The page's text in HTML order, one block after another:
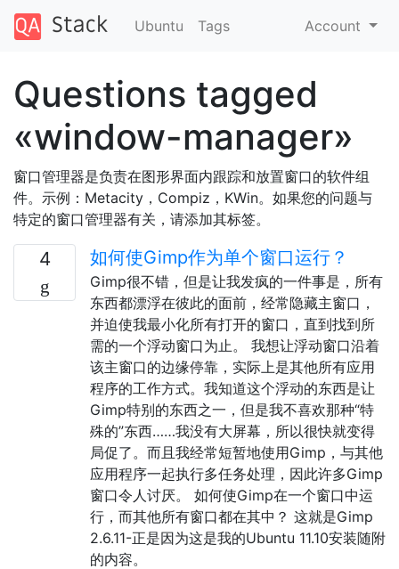
Ubuntu Tags Account
Questions tagged
«window-manager»
窗口管理器是负责在图形界面内跟踪和放置窗口的软件组
件。示例：Metacity，Compiz，KWin。如果您的问题与
特定的窗口管理器有关，请添加其标签。
4 如何使Gimp作为单个窗口运行？
Gimp很不错，但是让我发疯的一件事是，所有
东西都漂浮在彼此的面前，经常隐藏主窗口，
并迫使我最小化所有打开的窗口，直到找到所
需的一个浮动窗口为止。 我想让浮动窗口沿着
该主窗口的边缘停靠，实际上是其他所有应用
程序的工作方式。我知道这个浮动的东西是让
Gimp特别的东西之一，但是我不喜欢那种“特
殊的”东西……我没有大屏幕，所以很快就变得
局促了。而且我经常短暂地使用Gimp，与其他
应用程序一起执行多任务处理，因此许多Gimp
窗口令人讨厌。 如何使Gimp在一个窗口中运
行，而其他所有窗口都在其中？ 这就是Gimp
2.6.11-正是因为这是我的Ubuntu 11.10安装随附
的内容。